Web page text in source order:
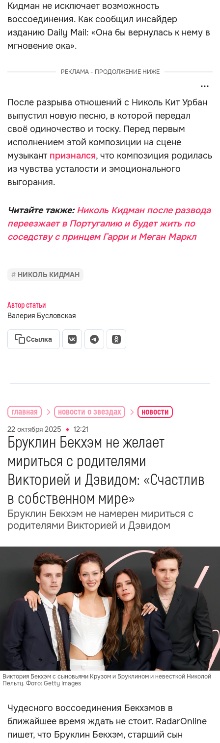
Кидман не исключает возможность
воссоединения. Как сообщил инсайдер
изданию Daily Mail: «Она бы вернулась к нему в
мгновение ока».
РЕКЛАМА - ПРОДОЛЖЕНИЕ НИЖЕ
После разрыва отношений с Николь Кит Урбан
выпустил новую песню, в которой передал
своё одиночество и тоску. Перед первым
исполнением этой композиции на сцене
музыкант признался, что композиция родилась
из чувства усталости и эмоционального
выгорания.
Читайте также: Николь Кидман после развода
переезжает в Португалию и будет жить по
соседству с принцем Гарри и Меган Маркл
НИКОЛЬ КИДМАН
Автор статьи
Валерия Бусловская
Ссылка
главная новости о звездах новости
22 октября 2025 12:21
Бруклин Бекхэм не желает
мириться с родителями
Викторией и Дэвидом: «Счастлив
в собственном мире»
Бруклин Бекхэм не намерен мириться с
родителями Викторией и Дэвидом
Виктория Бекхэм с сыновьями Крузом и Бруклином и невесткой Николой
Пельтц. Фото: Getty Images
Чудесного воссоединения Бекхэмов в
ближайшее время ждать не стоит. RadarOnline
пишет, что Бруклин Бекхэм, старший сын